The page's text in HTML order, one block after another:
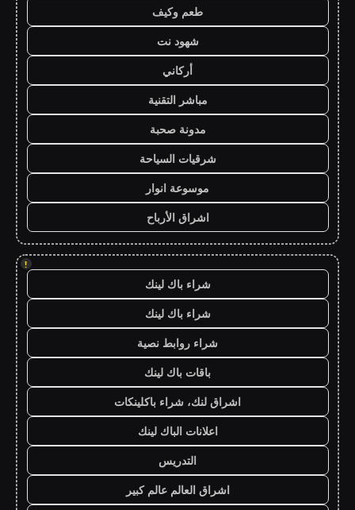
طعم وكيف
شهود نت
أركاني
مباشر التقنية
مدونة صحبة
شرقيات السياحة
موسوعة انوار
اشراق الأرباح
!
شراء باك لينك
شراء باك لينك
شراء روابط نصية
باقات باك لينك
اشراق لنك، شراء باكلينكات
اعلانات الباك لينك
التدريس
اشراق العالم عالم كبير